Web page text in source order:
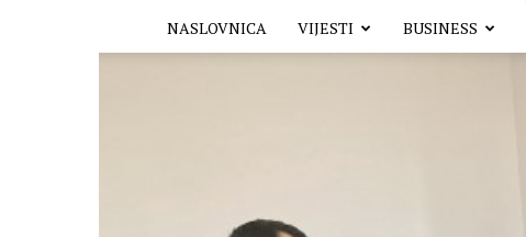
NASLOVNICA VIJESTI BUSINESS